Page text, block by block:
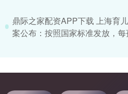
鼎际之家配资APP下载 上海育
案公布：按照国家标准发放，